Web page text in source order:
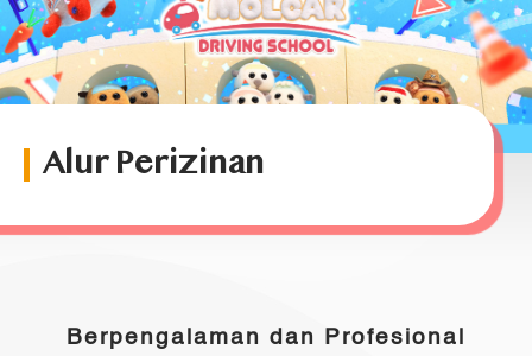
Alur Perizinan
Berpengalaman dan Profesional